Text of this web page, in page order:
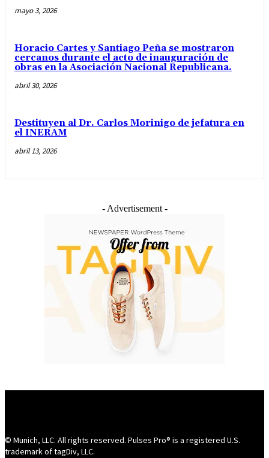
mayo 3, 2026
Horacio Cartes y Santiago Peña se mostraron
cercanos durante el acto de inauguración de
obras en la Asociación Nacional Republicana.
abril 30, 2026
Destituyen al Dr. Carlos Morinigo de jefatura en
el INERAM
abril 13, 2026
- Advertisement -
© Munich, LLC. All rights reserved. Pulses Pro® is a registered U.S.
trademark of tagDiv, LLC.